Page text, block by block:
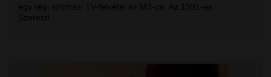
egy régi színházi TV-felvétel az M3-on. Az 1991-es
Szeresd…